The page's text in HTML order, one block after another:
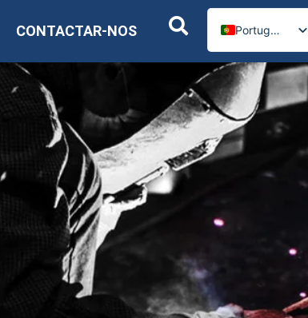
CONTACTAR-NOS
Portuguese
English
Russian
Spanish
German
Arabic